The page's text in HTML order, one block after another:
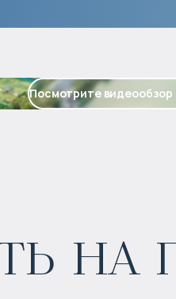
Посмотрите видеообзор
на
$150 965